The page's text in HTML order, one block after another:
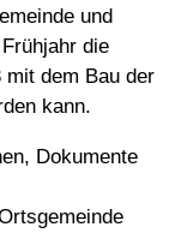
und
die
mit dem Bau der
kann.
Dokumente